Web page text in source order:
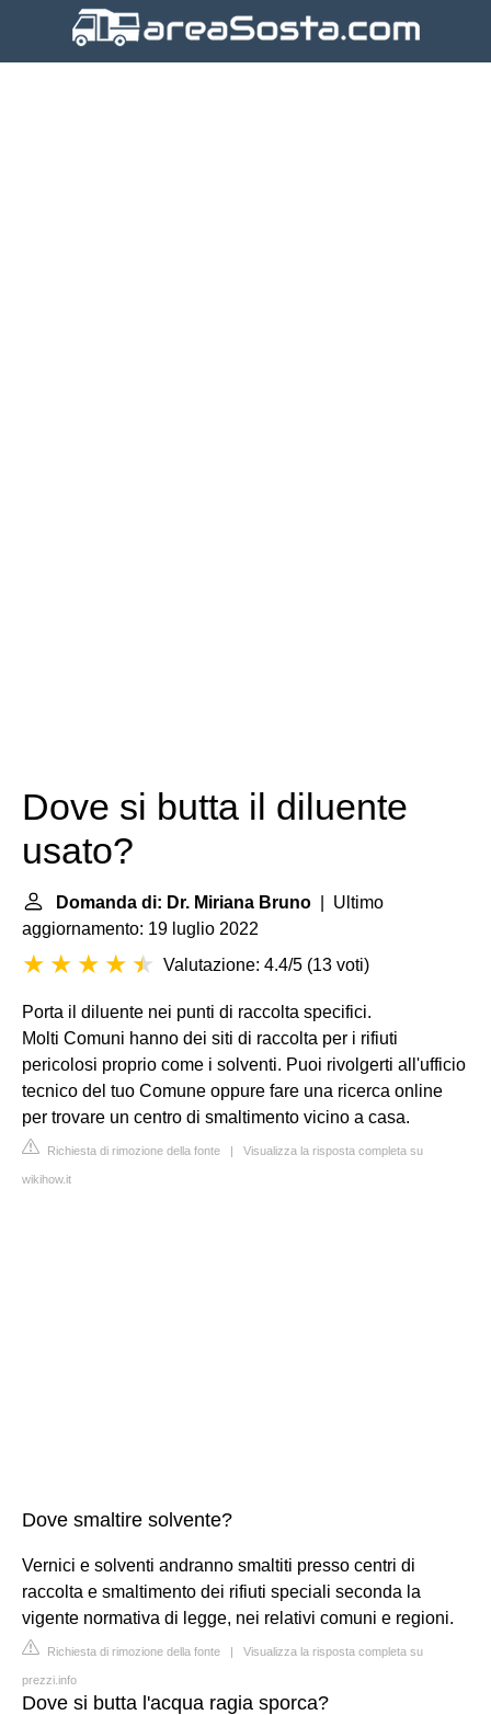
Dove si butta il diluente
usato?
Domanda di: Dr. Miriana Bruno | Ultimo
aggiornamento: 19 luglio 2022
Valutazione: 4.4/5 (13 voti)
Porta il diluente nei punti di raccolta specifici.
Molti Comuni hanno dei siti di raccolta per i rifiuti
pericolosi proprio come i solventi. Puoi rivolgerti all'ufficio
tecnico del tuo Comune oppure fare una ricerca online
per trovare un centro di smaltimento vicino a casa.
Richiesta di rimozione della fonte | Visualizza la risposta completa su
wikihow.it
Dove smaltire solvente?
Vernici e solventi andranno smaltiti presso centri di
raccolta e smaltimento dei rifiuti speciali seconda la
vigente normativa di legge, nei relativi comuni e regioni.
Richiesta di rimozione della fonte | Visualizza la risposta completa su
prezzi.info
Dove si butta l'acqua ragia sporca?